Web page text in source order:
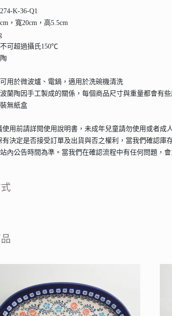
K-36-Q1
，寬20cm，高5.5cm
可超過攝氏150℃
用於微波爐、電鍋，適用於洗碗機清洗
蘭陶因手工製成的關係，每個商品尺寸與重量都會有
無紙盒
使用前請詳閱使用說明書，未成年兒童請勿使用或者成
有決定是否接受訂單及出貨與否之權利，當我們確認
內公告時間為準。當我們在確認流程中有任何問題，